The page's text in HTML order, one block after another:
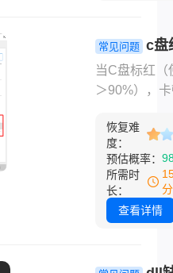
因通常包括
卸载不完整
件丢失怎么
呢？别慌！
理了5种经实
效、安全可
复方法，无
技能，3分钟
解决。内容
Windows系
机制，避免
风险，助你
常见问题 c盘
怎么清理垃
不误删？8
间（2026
风险指南）
当C盘标红（
＞90%），
至，许多用
乱误删
pagefile.sys
文件导致系
溃！那么c盘
认证工程师
恢复难
度：
预估概率：
所需时
长：
查看详情